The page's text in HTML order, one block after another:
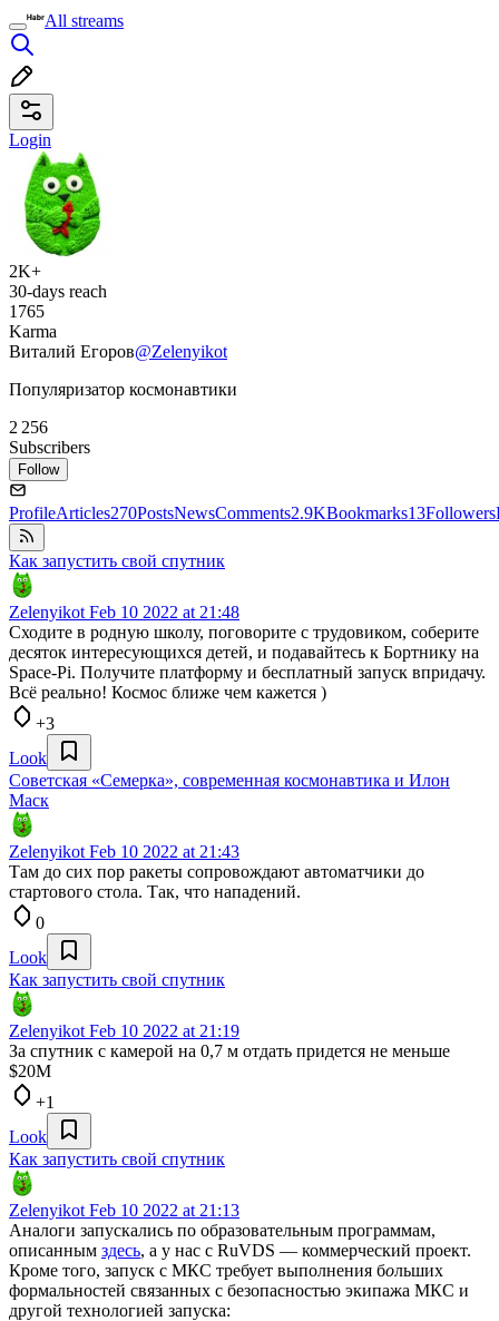
All streams
Login
2K+
30-days reach
1765
Karma
Виталий Егоров@Zelenyikot
Популяризатор космонавтики
2 256
Subscribers
Follow
ProfileArticles270PostsNewsComments2.9KBookmarks13Followers
Как запустить свой спутник
Zelenyikot Feb 10 2022 at 21:48
Сходите в родную школу, поговорите с трудовиком, соберите
десяток интересующихся детей, и подавайтесь к Бортнику на
Space-Pi. Получите платформу и бесплатный запуск впридачу.
Всё реально! Космос ближе чем кажется )
+3
Look
Советская «Семерка», современная космонавтика и Илон
Маск
Zelenyikot Feb 10 2022 at 21:43
Там до сих пор ракеты сопровождают автоматчики до
стартового стола. Так, что нападений.
0
Look
Как запустить свой спутник
Zelenyikot Feb 10 2022 at 21:19
За спутник с камерой на 0,7 м отдать придется не меньше
$20М
+1
Look
Как запустить свой спутник
Zelenyikot Feb 10 2022 at 21:13
Аналоги запускались по образовательным программам,
описанным здесь, а у нас с RuVDS — коммерческий проект.
Кроме того, запуск с МКС требует выполнения больших
формальностей связанных с безопасностью экипажа МКС и
другой технологией запуска: